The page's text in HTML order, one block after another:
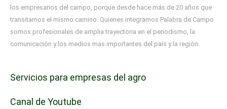
los empresarios del campo, porque desde hace más de 20 años que
transitamos el mismo camino. Quienes integramos Palabra de Campo
somos profesionales de amplia trayectoria en el periodismo, la
comunicación y los medios mas importantes del país y la región.
Servicios para empresas del agro
Canal de Youtube